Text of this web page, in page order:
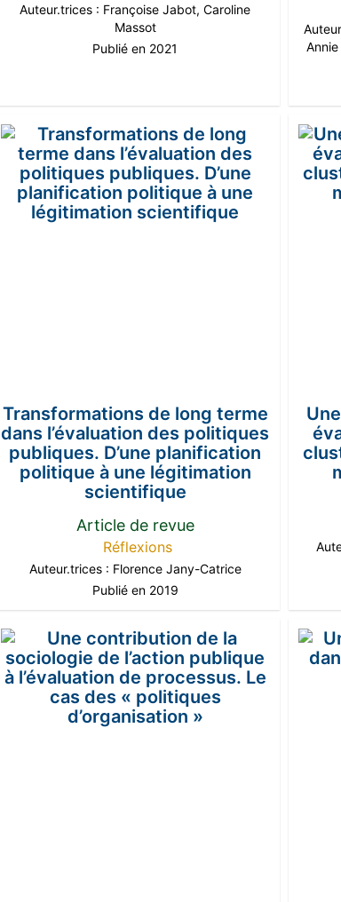
Auteur.trices : Françoise Jabot,Caroline
Massot
Publié en 2021
Transformations de long terme
dans l’évaluation des politiques
publiques. D’une planification
politique à une légitimation
scientifique
Article de revue
Réflexions
Auteur.trices : Florence Jany-Catrice
Publié en 2019